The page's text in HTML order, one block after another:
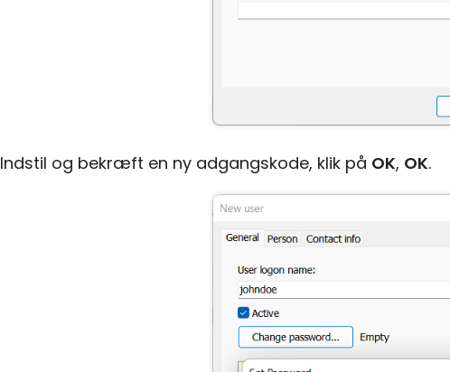
Indstil og bekræft en ny adgangskode, klik på OK, OK.